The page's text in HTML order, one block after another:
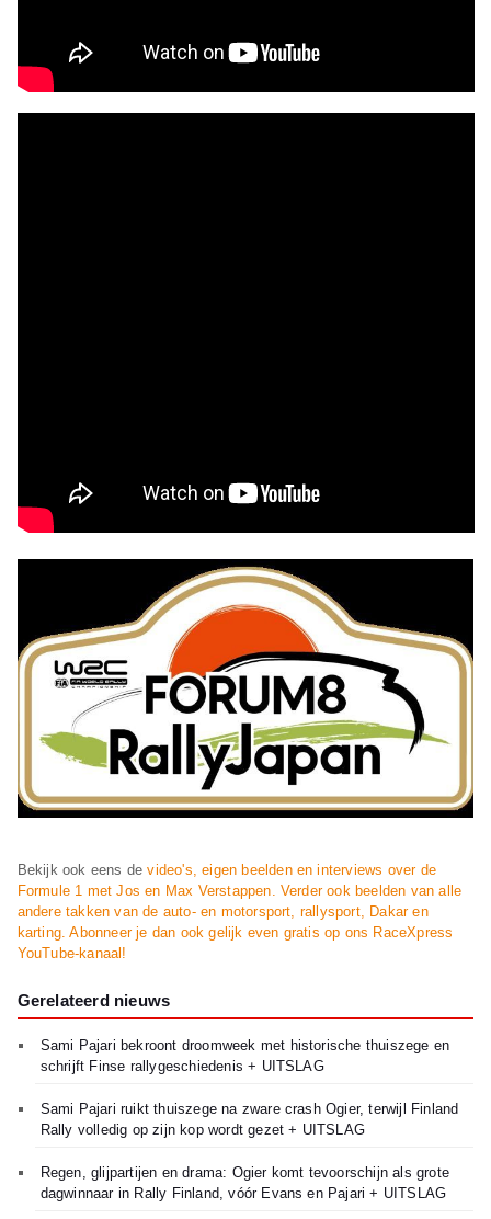
Bekijk ook eens devideo's, eigen beelden en interviews over de
Formule 1 met Jos en Max Verstappen. Verder ook beelden van alle
andere takken van de auto- en motorsport, rallysport, Dakar en
karting. Abonneer je dan ook gelijk even gratis op ons RaceXpress
YouTube-kanaal!
Gerelateerd nieuws
Sami Pajari bekroont droomweek met historische thuiszege en
schrijft Finse rallygeschiedenis + UITSLAG
Sami Pajari ruikt thuiszege na zware crash Ogier, terwijl Finland
Rally volledig op zijn kop wordt gezet + UITSLAG
Regen, glijpartijen en drama: Ogier komt tevoorschijn als grote
dagwinnaar in Rally Finland, vóór Evans en Pajari + UITSLAG